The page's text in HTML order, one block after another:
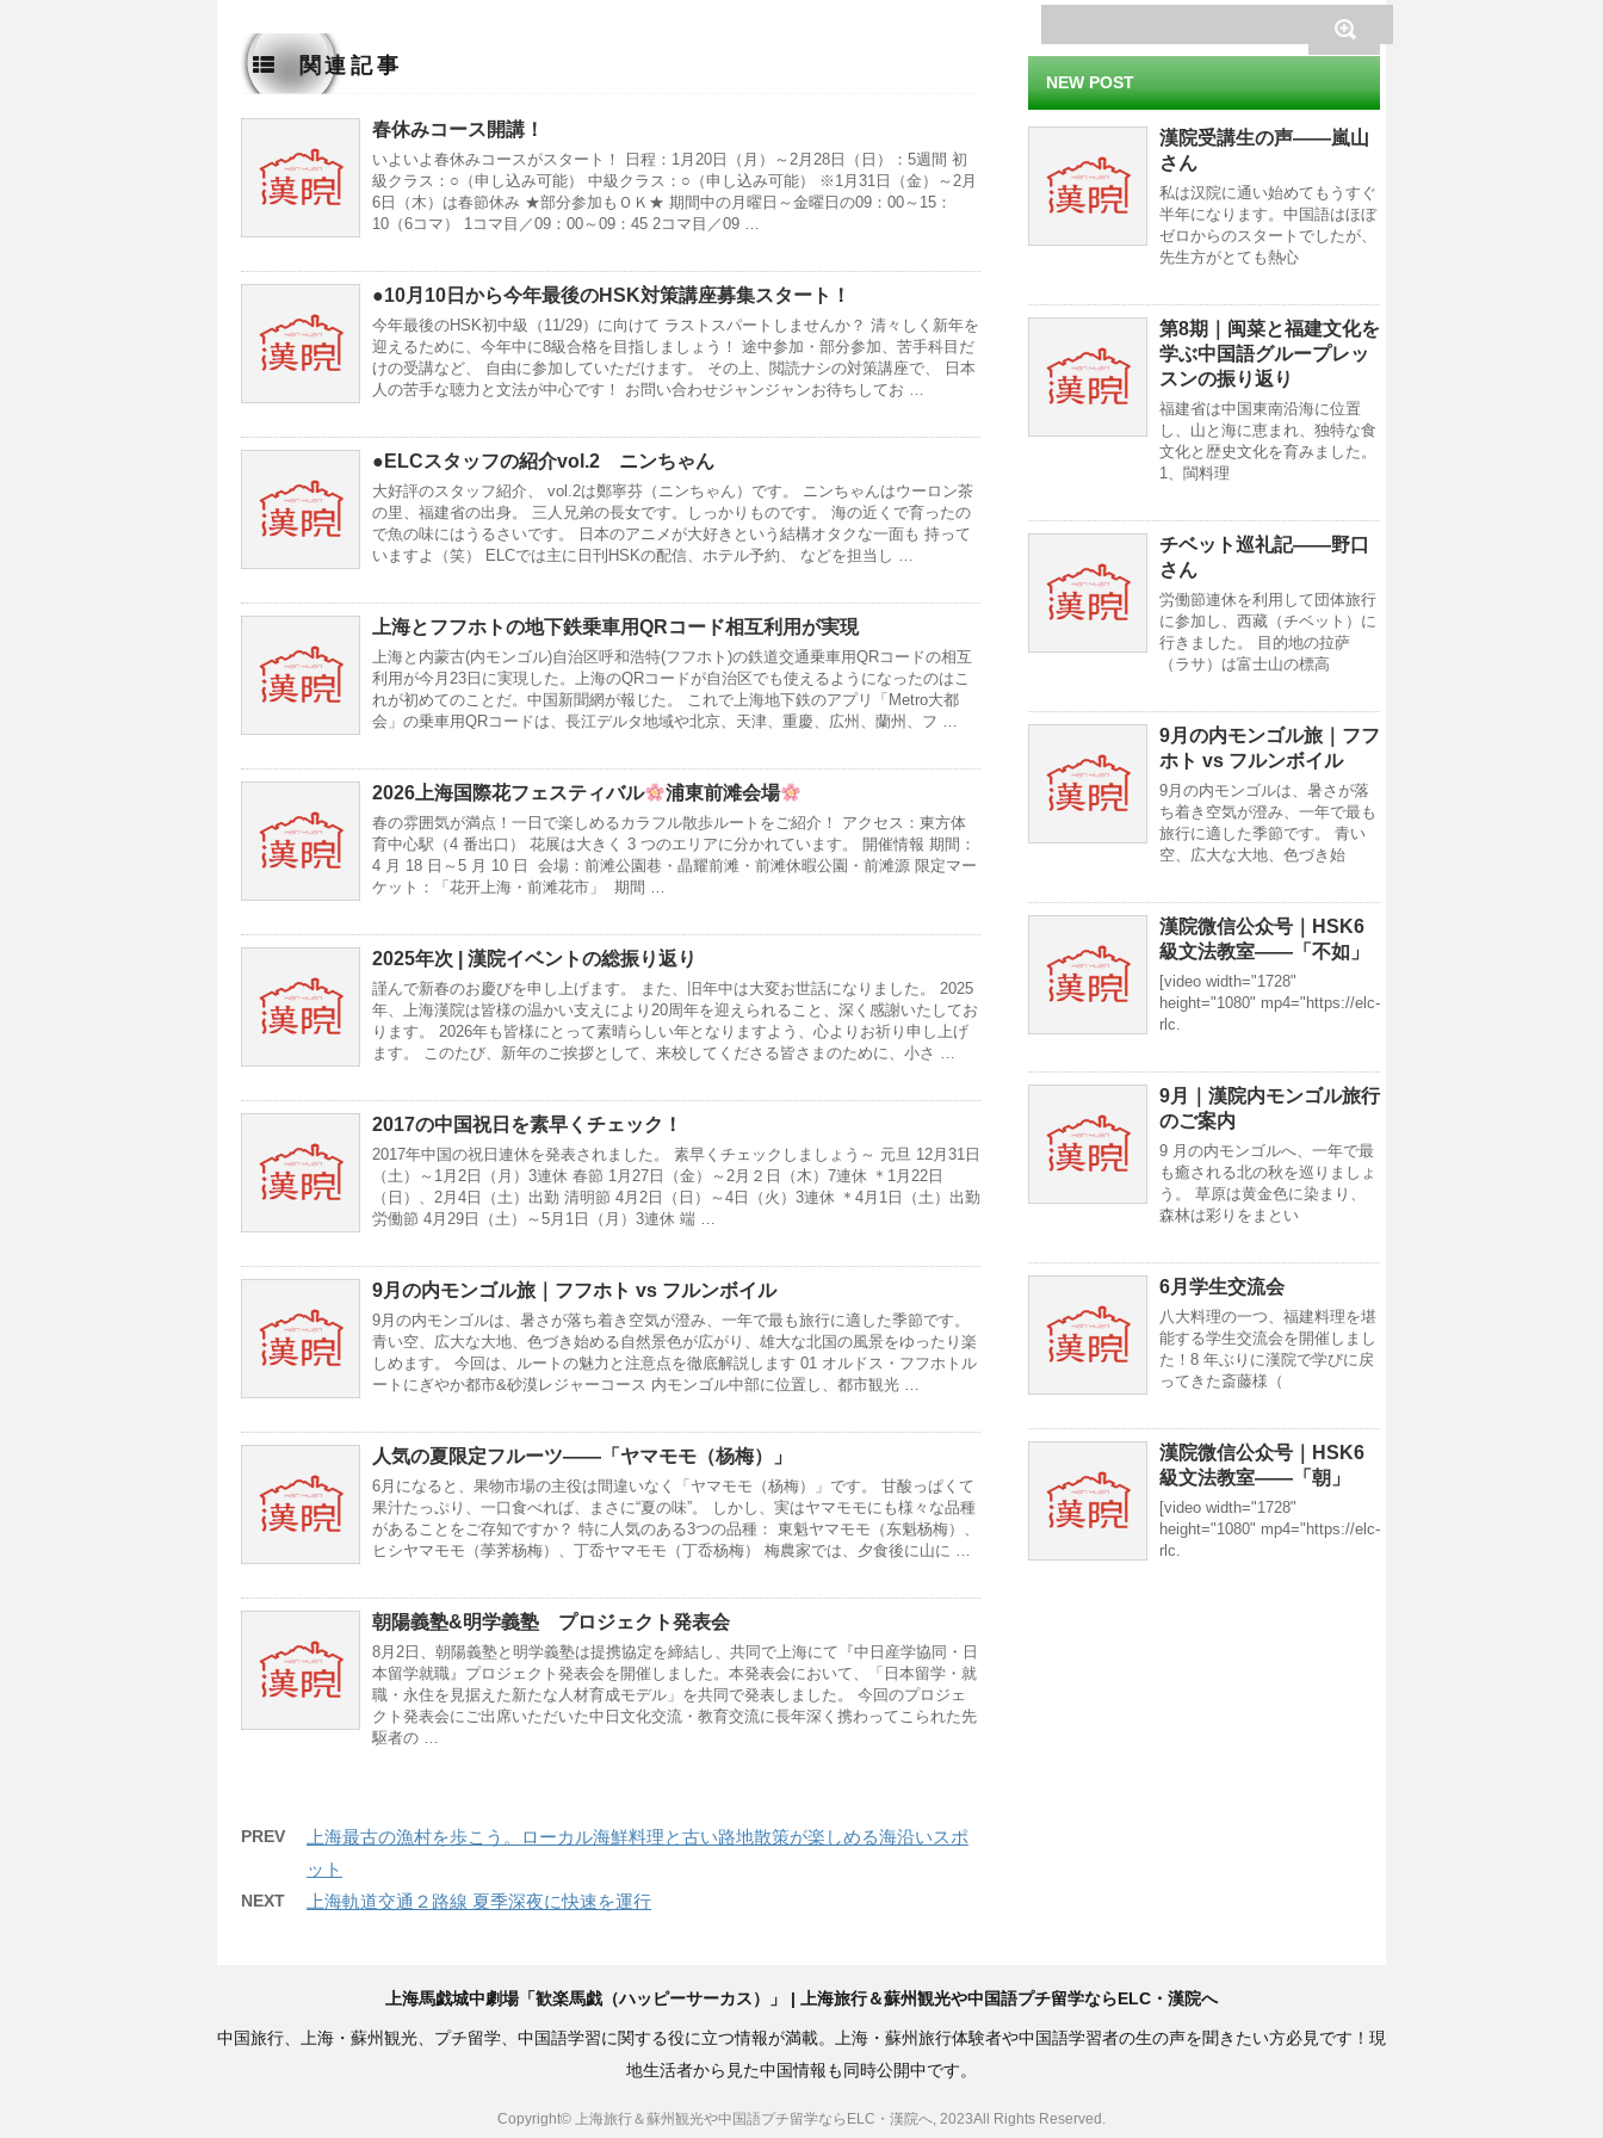
関連記事
春休みコース開講！
いよいよ春休みコースがスタート！ 日程：1月20日（月）～2月28日（日）：5週間 初
級クラス：○（申し込み可能） 中級クラス：○（申し込み可能） ※1月31日（金）～2月
6日（木）は春節休み ★部分参加もＯＫ★ 期間中の月曜日～金曜日の09：00～15：
10（6コマ） 1コマ目／09：00～09：45 2コマ目／09 …
●10月10日から今年最後のHSK対策講座募集スタート！
今年最後のHSK初中級（11/29）に向けて ラストスパートしませんか？ 清々しく新年を
迎えるために、今年中に8級合格を目指しましょう！ 途中参加・部分参加、苦手科目だ
けの受講など、 自由に参加していただけます。 その上、閲読ナシの対策講座で、 日本
人の苦手な聴力と文法が中心です！ お問い合わせジャンジャンお待ちしてお …
●ELCスタッフの紹介vol.2 ニンちゃん
大好評のスタッフ紹介、 vol.2は鄭寧芬（ニンちゃん）です。 ニンちゃんはウーロン茶
の里、福建省の出身。 三人兄弟の長女です。しっかりものです。 海の近くで育ったの
で魚の味にはうるさいです。 日本のアニメが大好きという結構オタクな一面も 持って
いますよ（笑） ELCでは主に日刊HSKの配信、ホテル予約、 などを担当し …
上海とフフホトの地下鉄乗車用QRコード相互利用が実現
上海と内蒙古(内モンゴル)自治区呼和浩特(フフホト)の鉄道交通乗車用QRコードの相互
利用が今月23日に実現した。上海のQRコードが自治区でも使えるようになったのはこ
れが初めてのことだ。中国新聞網が報じた。 これで上海地下鉄のアプリ「Metro大都
会」の乗車用QRコードは、長江デルタ地域や北京、天津、重慶、広州、蘭州、フ …
2026上海国際花フェスティバル 浦東前滩会場
春の雰囲気が満点！一日で楽しめるカラフル散歩ルートをご紹介！ アクセス：東方体
育中心駅（4 番出口） 花展は大きく 3 つのエリアに分かれています。 開催情報 期間：
4 月 18 日～5 月 10 日 会場：前滩公園巷・晶耀前滩・前滩休暇公園・前滩源 限定マー
ケット：「花开上海・前滩花市」 期間 …
2025年次 | 漢院イベントの総振り返り
謹んで新春のお慶びを申し上げます。 また、旧年中は大変お世話になりました。 2025
年、上海漢院は皆様の温かい支えにより20周年を迎えられること、深く感謝いたしてお
ります。 2026年も皆様にとって素晴らしい年となりますよう、心よりお祈り申し上げ
ます。 このたび、新年のご挨拶として、来校してくださる皆さまのために、小さ …
2017の中国祝日を素早くチェック！
2017年中国の祝日連休を発表されました。 素早くチェックしましょう～ 元旦 12月31日
（土）～1月2日（月）3連休 春節 1月27日（金）～2月２日（木）7連休 ＊1月22日
（日）、2月4日（土）出勤 清明節 4月2日（日）～4日（火）3連休 ＊4月1日（土）出勤
労働節 4月29日（土）～5月1日（月）3連休 端 …
9月の内モンゴル旅｜フフホト vs フルンボイル
9月の内モンゴルは、暑さが落ち着き空気が澄み、一年で最も旅行に適した季節です。
青い空、広大な大地、色づき始める自然景色が広がり、雄大な北国の風景をゆったり楽
しめます。 今回は、ルートの魅力と注意点を徹底解説します 01 オルドス・フフホトル
ートにぎやか都市&砂漠レジャーコース 内モンゴル中部に位置し、都市観光 …
人気の夏限定フルーツ——「ヤマモモ（杨梅）」
6月になると、果物市場の主役は間違いなく「ヤマモモ（杨梅）」です。 甘酸っぱくて
果汁たっぷり、一口食べれば、まさに“夏の味”。 しかし、実はヤマモモにも様々な品種
があることをご存知ですか？ 特に人気のある3つの品種： 東魁ヤマモモ（东魁杨梅）、
ヒシヤマモモ（荸荠杨梅）、丁岙ヤマモモ（丁岙杨梅） 梅農家では、夕食後に山に …
朝陽義塾&明学義塾 プロジェクト発表会
8月2日、朝陽義塾と明学義塾は提携協定を締結し、共同で上海にて『中日産学協同・日
本留学就職』プロジェクト発表会を開催しました。本発表会において、「日本留学・就
職・永住を見据えた新たな人材育成モデル」を共同で発表しました。 今回のプロジェ
クト発表会にご出席いただいた中日文化交流・教育交流に長年深く携わってこられた先
駆者の …
PREV
上海最古の漁村を歩こう。ローカル海鮮料理と古い路地散策が楽しめる海沿いスポ
ット
NEXT 上海軌道交通２路線 夏季深夜に快速を運行
NEW POST
漢院受講生の声——嵐山
さん
私は汉院に通い始めてもうすぐ
半年になります。中国語はほぼ
ゼロからのスタートでしたが、
先生方がとても熱心
第8期｜闽菜と福建文化を
学ぶ中国語グループレッ
スンの振り返り
福建省は中国東南沿海に位置
し、山と海に恵まれ、独特な食
文化と歴史文化を育みました。
1、閩料理
チベット巡礼記——野口
さん
労働節連休を利用して団体旅行
に参加し、西藏（チベット）に
行きました。 目的地の拉萨
（ラサ）は富士山の標高
9月の内モンゴル旅｜フフ
ホト vs フルンボイル
9月の内モンゴルは、暑さが落
ち着き空気が澄み、一年で最も
旅行に適した季節です。 青い
空、広大な大地、色づき始
漢院微信公众号｜HSK6
級文法教室——「不如」
[video width="1728"
height="1080" mp4="https://elc-
rlc.
9月｜漢院内モンゴル旅行
のご案内
9 月の内モンゴルへ、一年で最
も癒される北の秋を巡りましょ
う。 草原は黄金色に染まり、
森林は彩りをまとい
6月学生交流会
八大料理の一つ、福建料理を堪
能する学生交流会を開催しまし
た！8 年ぶりに漢院で学びに戻
ってきた斎藤様（
漢院微信公众号｜HSK6
級文法教室——「朝」
[video width="1728"
height="1080" mp4="https://elc-
rlc.
上海馬戯城中劇場「歓楽馬戯（ハッピーサーカス）」 | 上海旅行＆蘇州観光や中国語プチ留学ならELC・漢院へ
中国旅行、上海・蘇州観光、プチ留学、中国語学習に関する役に立つ情報が満載。上海・蘇州旅行体験者や中国語学習者の生の声を聞きたい方必見です！現
地生活者から見た中国情報も同時公開中です。
Copyright© 上海旅行＆蘇州観光や中国語プチ留学ならELC・漢院へ, 2023All Rights Reserved.